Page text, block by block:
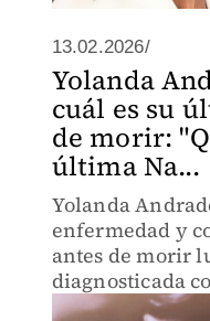
13.02.2026/
Yolanda
cuál es su
de morir:
última Na...
Yolanda
enfermedad y
antes de morir
diagnosticada
Amiotrófica.